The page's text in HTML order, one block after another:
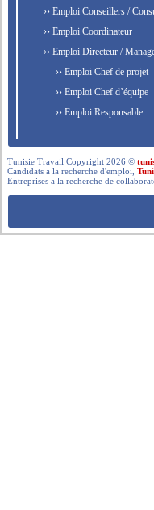
›› Emploi Conseillers /
›› Emploi Coordinateur
›› Emploi Directeur /
›› Emploi Chef de projet
›› Emploi Chef d’équipe
›› Emploi Responsable
Tunisie Travail Copyright 2026 ©
Candidats a la recherche d'emploi,
Entreprises a la recherche de